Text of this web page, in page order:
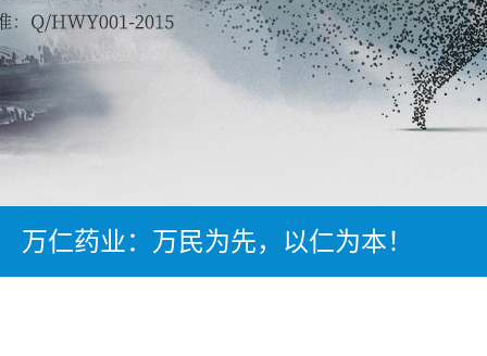
万仁药业：万民为先，以仁为本！